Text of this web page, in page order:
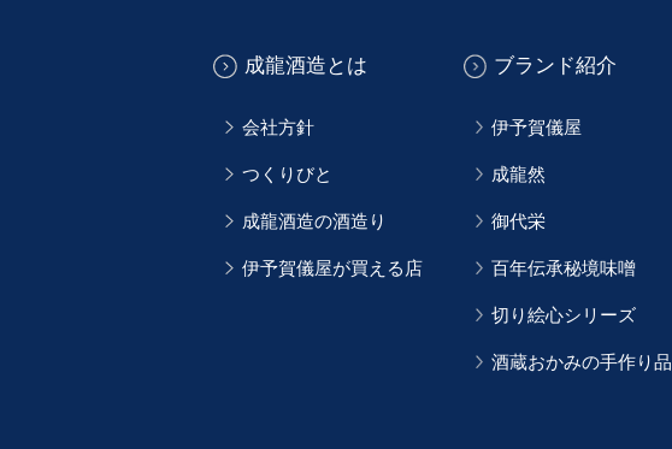
成龍酒造とは
会社方針
つくりびと
成龍酒造の酒造り
伊予賀儀屋が買える店
ブランド紹介
伊予賀儀屋
成龍然
御代栄
百年伝承秘境味噌
切り絵心シリーズ
酒蔵おかみの手作り品